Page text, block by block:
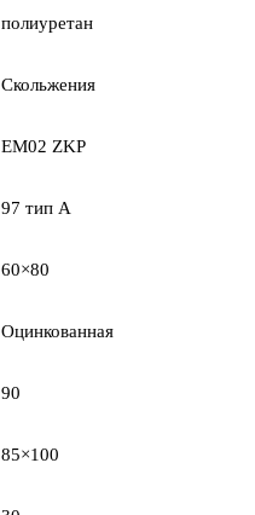
полиуретан
Скольжения
EM02 ZKP
97 тип А
60×80
Оцинкованная
90
85×100